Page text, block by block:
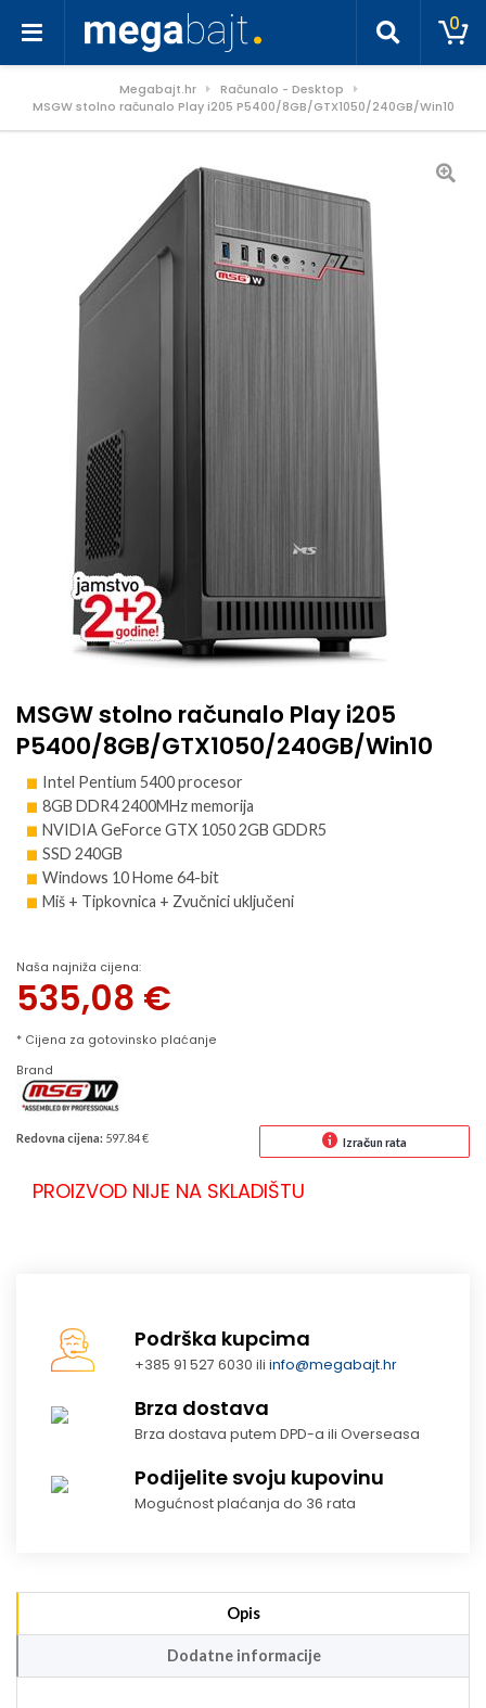
0
Megabajt.hr
Računalo - Desktop
MSGW stolno računalo Play i205 P5400/8GB/GTX1050/240GB/Win10
MSGW stolno računalo Play i205
P5400/8GB/GTX1050/240GB/Win10
Intel Pentium 5400 procesor
8GB DDR4 2400MHz memorija
NVIDIA GeForce GTX 1050 2GB GDDR5
SSD 240GB
Windows 10 Home 64-bit
Miš + Tipkovnica + Zvučnici uključeni
Naša najniža cijena:
535,08 €
* Cijena za gotovinsko plaćanje
Brand
Redovna cijena: 597.84 € Izračun rata
PROIZVOD NIJE NA SKLADIŠTU
Podrška kupcima
+385 91 527 6030 iliinfo@megabajt.hr
Brza dostava
Brza dostava putem DPD-a ili Overseasa
Podijelite svoju kupovinu
Mogućnost plaćanja do 36 rata
Opis
Dodatne informacije